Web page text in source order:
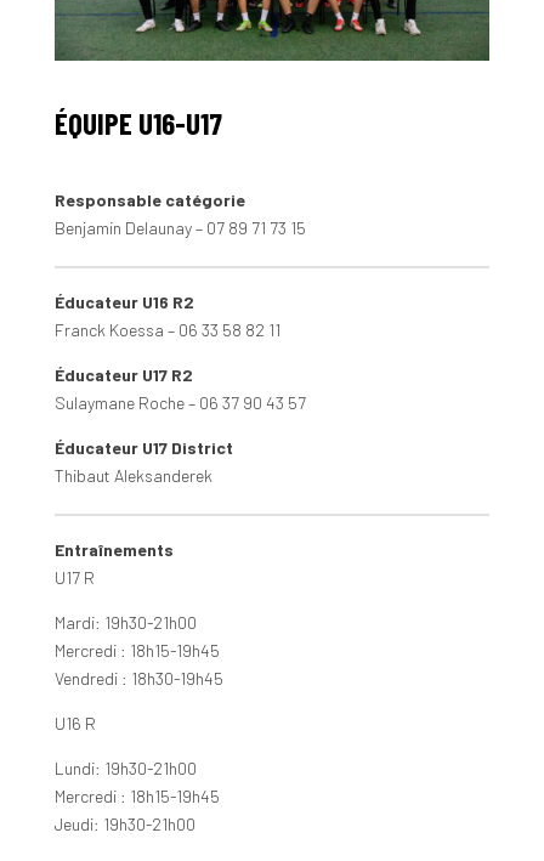
ÉQUIPE U16-U17
Responsable catégorie
Benjamin Delaunay – 07 89 71 73 15
Éducateur U16 R2
Franck Koessa – 06 33 58 82 11
Éducateur U17 R2
Sulaymane Roche – 06 37 90 43 57
Éducateur U17 District
Thibaut Aleksanderek
Entraînements
U17 R
Mardi: 19h30-21h00
Mercredi : 18h15-19h45
Vendredi : 18h30-19h45
U16 R
Lundi: 19h30-21h00
Mercredi : 18h15-19h45
Jeudi: 19h30-21h00